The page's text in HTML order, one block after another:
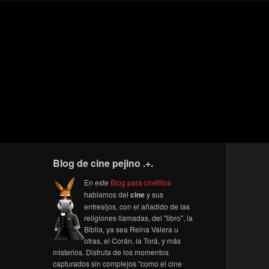
Blog de cine pejino .+.
En este Blog para cinéfilos
hablamos del ciney sus
entresijos, con el añadido de las
religiones llamadas, del "libro", la
Biblia, ya sea Reina Valera u
otras, el Corán, la Torá, y más
misterios. Disfruta de los momentos
capturados sin complejos "como el cine